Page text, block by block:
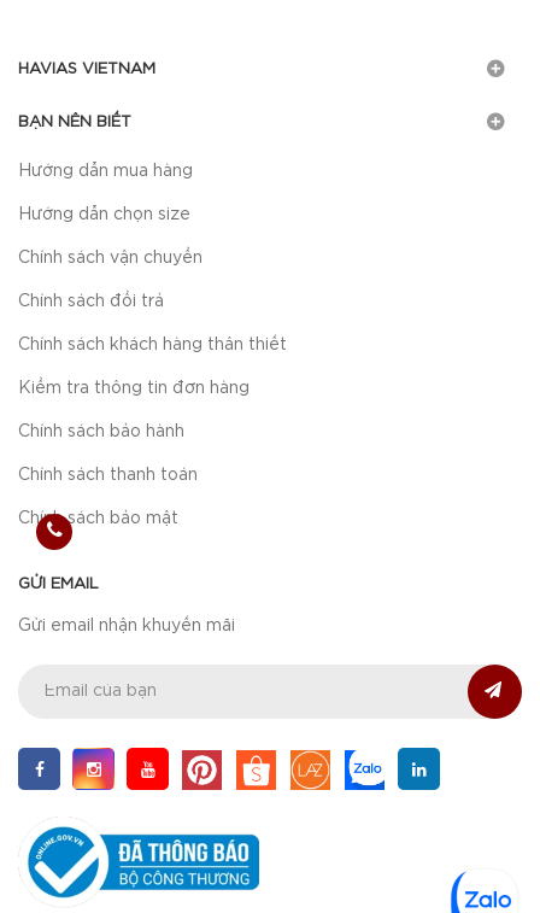
HAVIAS VIETNAM
BẠN NÊN BIẾT
Hướng dẫn mua hàng
Hướng dẫn chọn size
Chính sách vận chuyển
Chính sách đổi trả
Chính sách khách hàng thân thiết
Kiểm tra thông tin đơn hàng
Chính sách bảo hành
Chính sách thanh toán
Chính sách bảo mật
GỬI EMAIL
Gửi email nhận khuyến mãi